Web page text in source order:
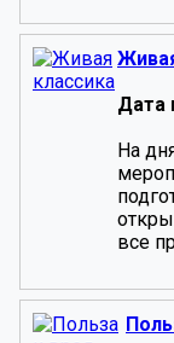
Дата
На
все